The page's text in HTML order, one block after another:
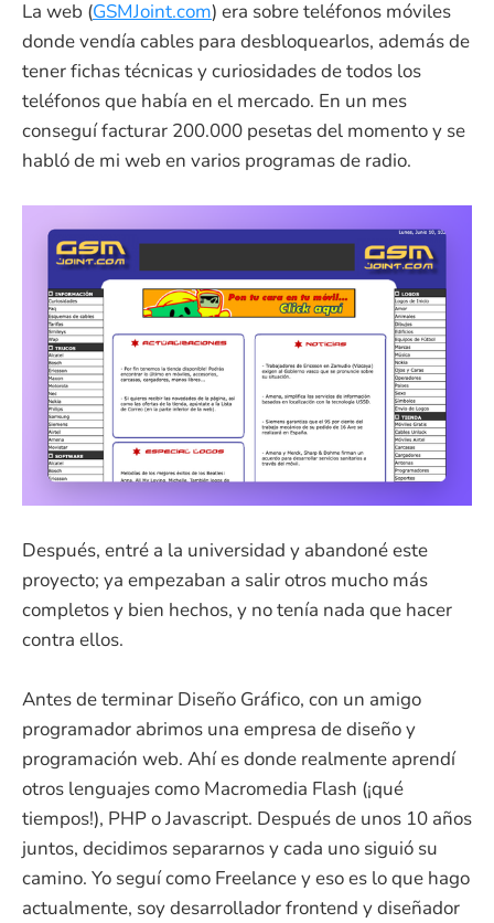
La web (GSMJoint.com) era sobre teléfonos móviles
donde vendía cables para desbloquearlos, además de
tener fichas técnicas y curiosidades de todos los
teléfonos que había en el mercado. En un mes
conseguí facturar 200.000 pesetas del momento y se
habló de mi web en varios programas de radio.
Después, entré a la universidad y abandoné este
proyecto; ya empezaban a salir otros mucho más
completos y bien hechos, y no tenía nada que hacer
contra ellos.
Antes de terminar Diseño Gráfico, con un amigo
programador abrimos una empresa de diseño y
programación web. Ahí es donde realmente aprendí
otros lenguajes como Macromedia Flash (¡qué
tiempos!), PHP o Javascript. Después de unos 10 años
juntos, decidimos separarnos y cada uno siguió su
camino. Yo seguí como Freelance y eso es lo que hago
actualmente, soy desarrollador frontend y diseñador